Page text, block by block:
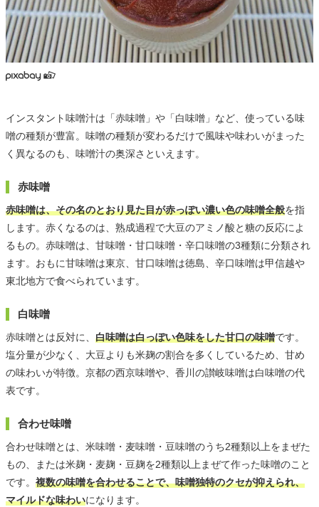
インスタント味噌汁は「赤味噌」や「白味噌」など、使っている味
噌の種類が豊富。味噌の種類が変わるだけで風味や味わいがまった
く異なるのも、味噌汁の奥深さといえます。
赤味噌
赤味噌は、その名のとおり見た目が赤っぽい濃い色の味噌全般を指
します。赤くなるのは、熟成過程で大豆のアミノ酸と糖の反応によ
るもの。赤味噌は、甘味噌・甘口味噌・辛口味噌の3種類に分類され
ます。おもに甘味噌は東京、甘口味噌は徳島、辛口味噌は甲信越や
東北地方で食べられています。
白味噌
赤味噌とは反対に、 白味噌は白っぽい色味をした甘口の味噌です。
塩分量が少なく、大豆よりも米麹の割合を多くしているため、甘め
の味わいが特徴。京都の西京味噌や、香川の讃岐味噌は白味噌の代
表です。
合わせ味噌
合わせ味噌とは、米味噌・麦味噌・豆味噌のうち2種類以上をまぜた
もの、または米麹・麦麹・豆麹を2種類以上まぜて作った味噌のこと
です。 複数の味噌を合わせることで、味噌独特のクセが抑えられ、
マイルドな味わいになります。